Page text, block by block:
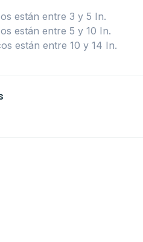
están entre 3 y 5 In.
están entre 5 y 10 In.
están entre 10 y 14 In.